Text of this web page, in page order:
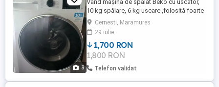
3
Vând mașină de spălat Beko cu uscător,
10 kg spălare, 6 kg uscare ,folosită foarte
putin ,aproape nouă, merge perfect ,fără
defecte ,are multe funcții.Preț 1700 lei ușor
negociabil.
Cernesti, Maramures
29 iulie
1,700 RON
1,800 RON
Telefon validat